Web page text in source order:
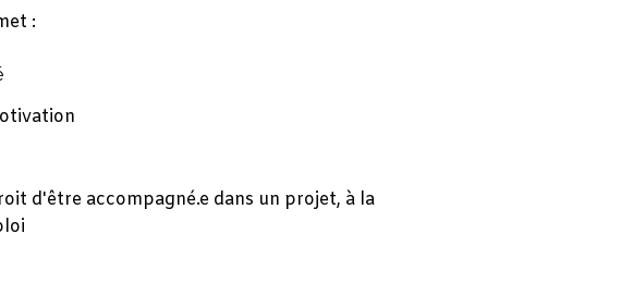
:
d'être accompagné.e dans un projet, à la